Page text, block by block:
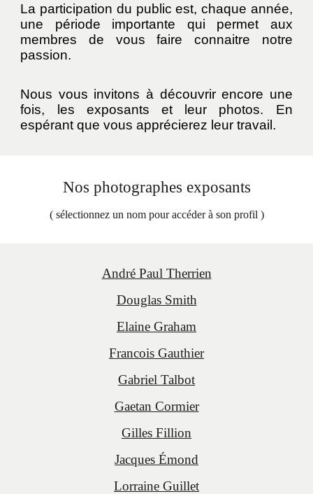
La participation du public est, chaque année,
une période importante qui permet aux
membres de vous faire connaitre notre
passion.
Nous vous invitons à découvrir encore une
fois, les exposants et leur photos. En
espérant que vous apprécierez leur travail.
Nos photographes exposants
( sélectionnez un nom pour accéder à son profil )
André Paul Therrien
Douglas Smith
Elaine Graham
Francois Gauthier
Gabriel Talbot
Gaetan Cormier
Gilles Fillion
Jacques Émond
Lorraine Guillet